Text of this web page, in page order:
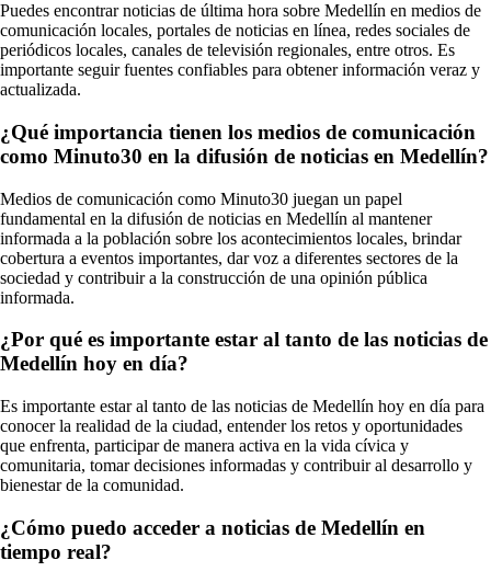
Puedes encontrar noticias de última hora sobre Medellín en medios de
comunicación locales, portales de noticias en línea, redes sociales de
periódicos locales, canales de televisión regionales, entre otros. Es
importante seguir fuentes confiables para obtener información veraz y
actualizada.
¿Qué importancia tienen los medios de comunicación
como Minuto30 en la difusión de noticias en Medellín?
Medios de comunicación como Minuto30 juegan un papel
fundamental en la difusión de noticias en Medellín al mantener
informada a la población sobre los acontecimientos locales, brindar
cobertura a eventos importantes, dar voz a diferentes sectores de la
sociedad y contribuir a la construcción de una opinión pública
informada.
¿Por qué es importante estar al tanto de las noticias de
Medellín hoy en día?
Es importante estar al tanto de las noticias de Medellín hoy en día para
conocer la realidad de la ciudad, entender los retos y oportunidades
que enfrenta, participar de manera activa en la vida cívica y
comunitaria, tomar decisiones informadas y contribuir al desarrollo y
bienestar de la comunidad.
¿Cómo puedo acceder a noticias de Medellín en
tiempo real?